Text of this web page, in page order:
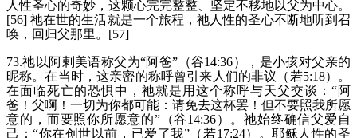
人性圣心的奇妙，这颗心完完整整、坚定不移地以父为中心。
[56] 祂在世的生活就是一个旅程，祂人性的圣心不断地听到召
唤，回归父那里。[57]
73.祂以阿剌美语称父为“阿爸”（谷14:36），是小孩对父亲的
昵称。在当时，这亲密的称呼曾引来人们的非议（若5:18）。
在面临死亡的恐惧中，祂就是用这个称呼与天父交谈：“阿
爸！父啊！一切为你都可能：请免去这杯罢！但不要照我所愿
意的，而要照你所愿意的”（谷14:36）。祂始终确信父爱自
己：“你在创世以前，已爱了我”（若17:24）。耶稣人性的圣